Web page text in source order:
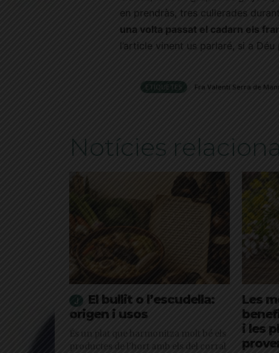
en prendràs, tres cullerades
una volta passat el cadarn els
l’article vinent us parlaré, si a
ETIQUETES Fra Valentí Serra de
Notícies
El bullit o l’escudella:
origen i usos
És un plat que harmonitza molt bé els
productes de l’hort amb els del corral
Les
i les